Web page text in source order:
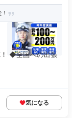
◆全国への出張
気になる